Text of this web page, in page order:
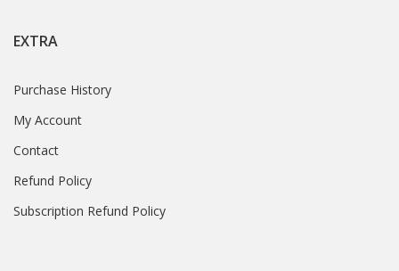
EXTRA
Purchase History
My Account
Contact
Refund Policy
Subscription Refund Policy